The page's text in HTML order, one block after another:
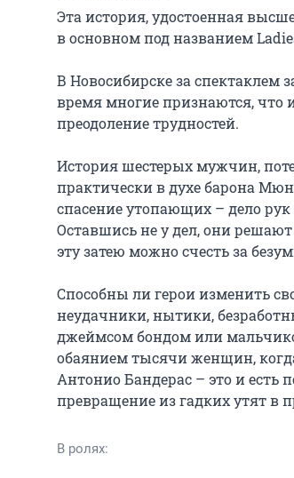
Эта история, удостоенная
в основном под названием
В Новосибирске за спектаклем
время многие признаются,
преодоление трудностей.
История шестерых мужчин,
практически в духе барона
спасение утопающих – дело
Оставшись не у дел, они
эту затею можно счесть за
Способны ли герои изменить
неудачники, нытики,
джеймсом бондом или
обаянием тысячи женщин,
Антонио Бандерас – это и есть
превращение из гадких утят в
В ролях: